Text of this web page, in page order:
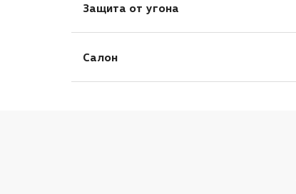
Омыватель фар
Защита от угона
Салон